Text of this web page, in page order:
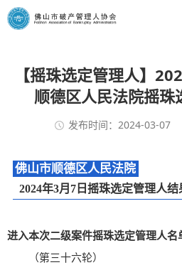
【摇珠选定管理人】
顺德区人民法院摇珠
发布时间：2024-03-07
佛山市顺德区人民法院
2024年3月7日摇珠选定管理人结
进入本次二级案件摇珠选定管理人名
（第三十六轮）